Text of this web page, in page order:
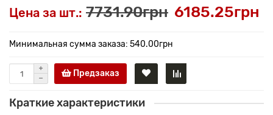
Цена за шт.: 7731.90грн 6185.25грн
Минимальная сумма заказа: 540.00грн
Предзаказ
Краткие характеристики